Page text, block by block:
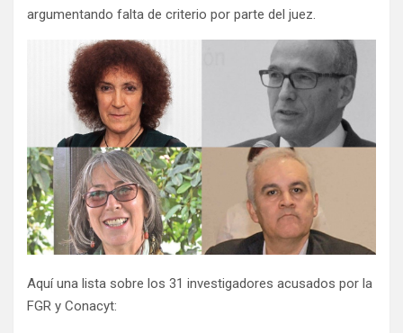
argumentando falta de criterio por parte del juez.
Aquí una lista sobre los 31 investigadores acusados por la
FGR y Conacyt: